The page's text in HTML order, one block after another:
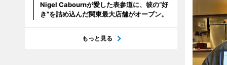
Nigel Cabournが愛した表参道に、彼の“好
き”を詰め込んだ関東最大店舗がオープン。
もっと見る